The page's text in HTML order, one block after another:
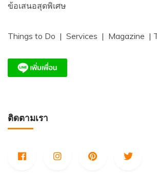
ข้อเสนอสุดพิเศษ
Things to Do | Services | Magazine |
ติดตามเรา